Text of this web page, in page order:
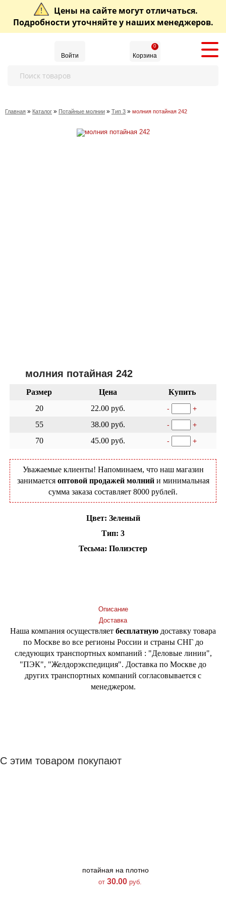
Цены на сайте могут отличаться.
Подробности уточняйте у наших менеджеров.
Войти Корзина
0
Главная » Каталог » Потайные молнии » Тип 3 » молния потайная 242
молния потайная 242
Размер Цена
Купить
20
22.00 руб. - +
55 38.00 руб. - +
70 45.00 руб. - +
Уважаемые клиенты! Напоминаем, что наш магазин
занимается оптовой продажей молнийи минимальная
сумма заказа составляет 8000 рублей.
Цвет: Зеленый
Тип: 3
Тесьма: Полиэстер
Описание
Доставка
Наша компания осуществляет бесплатную доставку товара
по Москве во все регионы России и страны СНГ до
следующих транспортных компаний : "Деловые линии",
"ПЭК", "Желдорэкспедиция". Доставка по Москве до
других транспортных компаний согласовывается с
менеджером.
С этим товаром покупают
потайная на плотной
тесьме цвет 055
от 30.00 руб.